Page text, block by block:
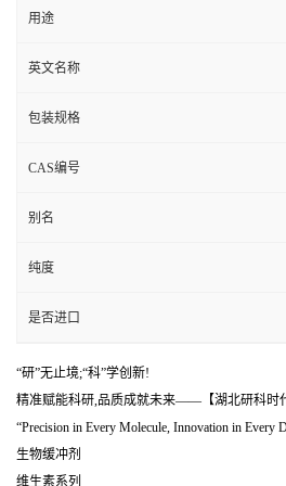
用途
英文名称
包装规格
CAS编号
别名
纯度
是否进口
“研”无止境;“科”学创新!
精准赋能科研,品质成就未来——【湖北研科时
“Precision in Every Molecule, Innovation in
生物缓冲剂
维生素系列